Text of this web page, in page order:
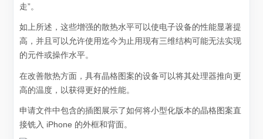
走”。
如上所述，这些增强的散热水平可以使电子设备的性能显著提
高，并且可以允许使用迄今为止用现有三维结构可能无法实现
的元件或操作水平。
在改善散热方面，具有晶格图案的设备可以将其处理器推向更
高的温度，以获得更好的性能。
申请文件中包含的插图展示了如何将小型化版本的晶格图案直
接铣入 iPhone 的外框和背面。